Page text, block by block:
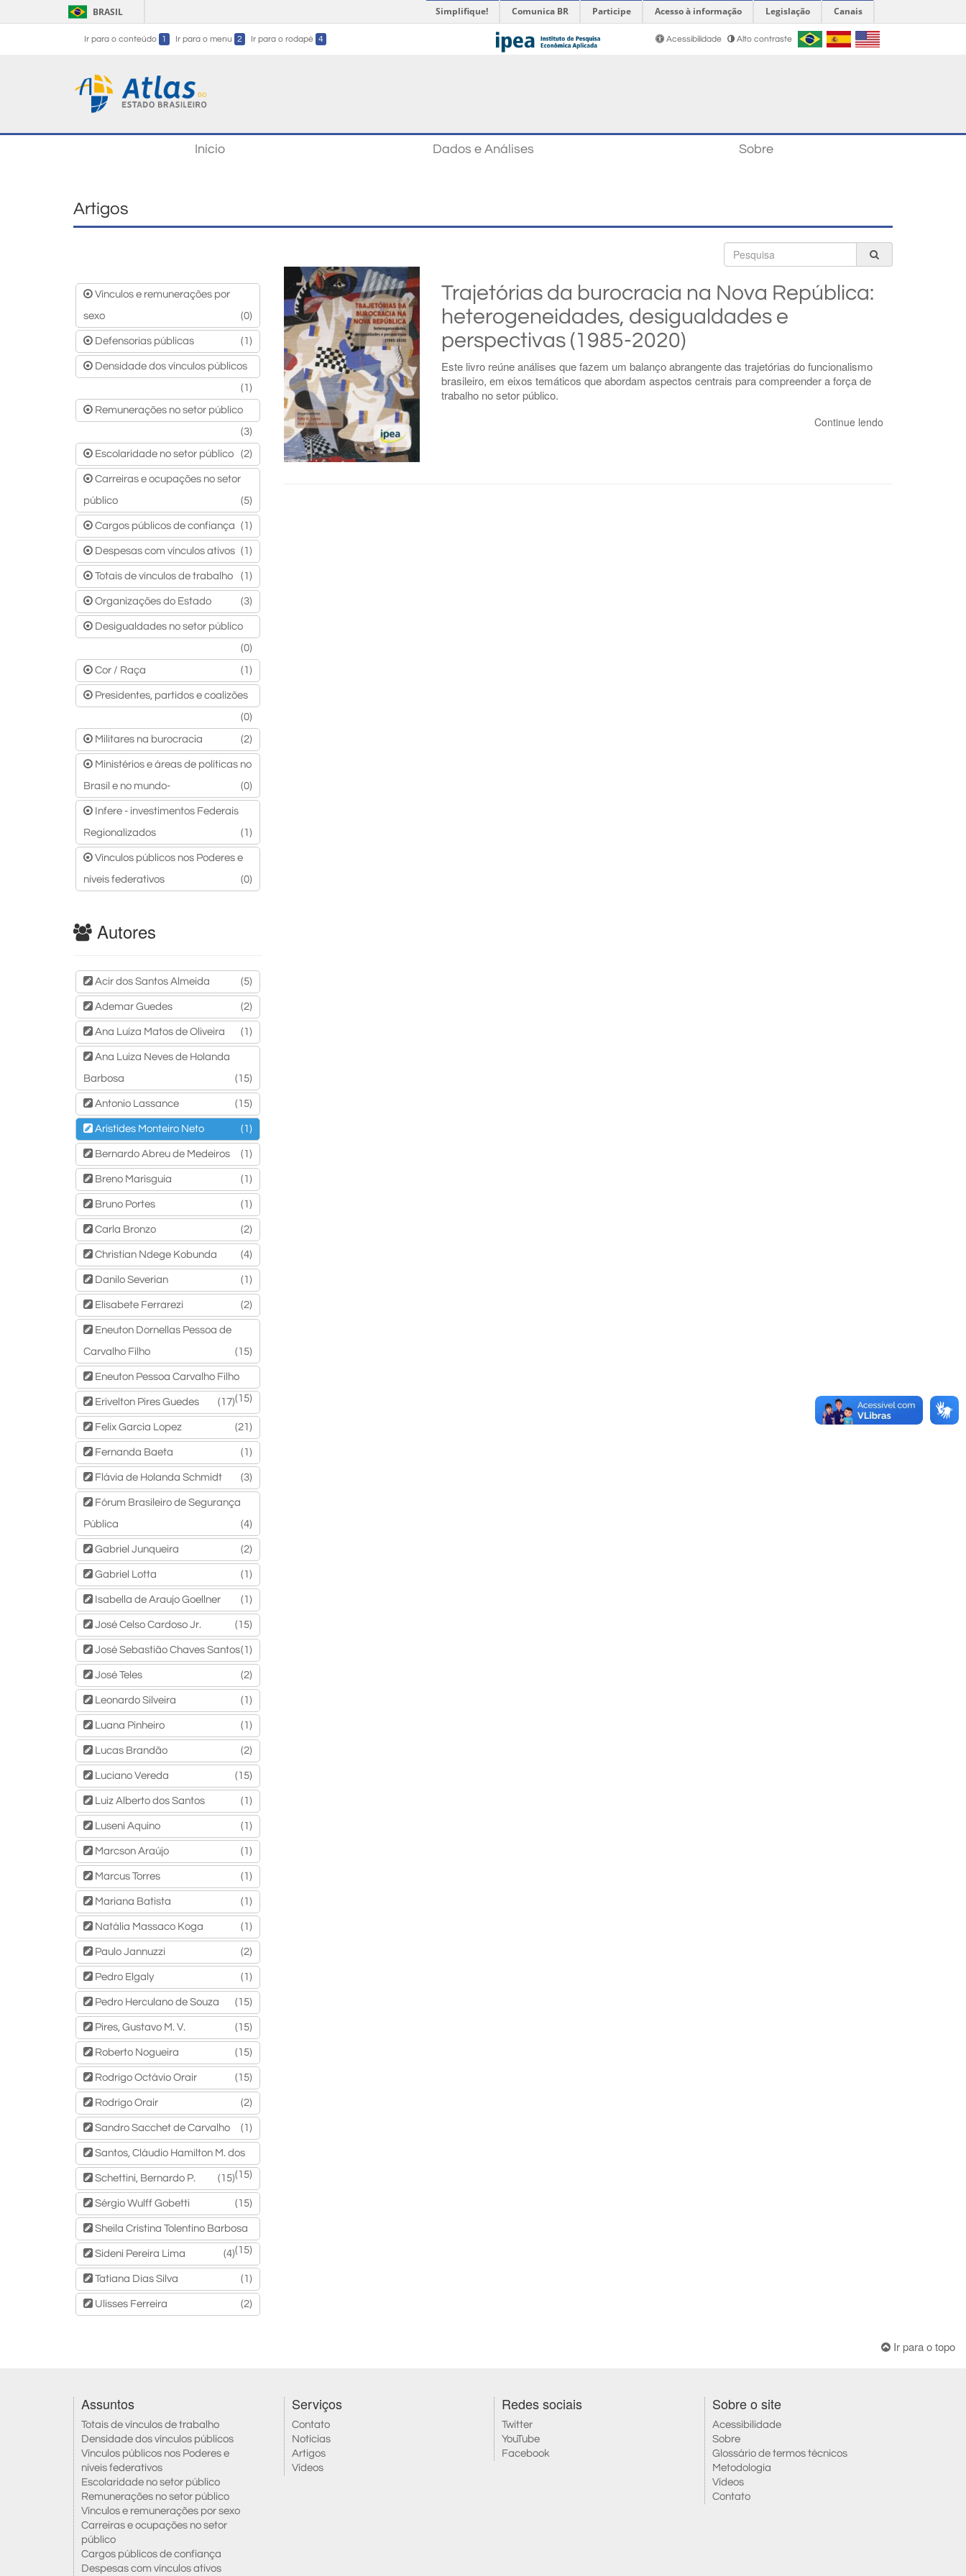
BRASIL Simplifique! Comunica BR Participe Acesso à informação Legislação Canais
Ir para o conteúdo 1 Ir para o menu 2 Ir para o rodapé 4 Acessibilidade Alto contraste
Início Dados e Análises Sobre
Artigos
Busca
Vínculos e remunerações por
sexo
(0)
Defensorias públicas (1)
Densidade dos vínculos públicos
(1)
Remunerações no setor público
(3)
Escolaridade no setor público (2)
Carreiras e ocupações no setor
público
(5)
Cargos públicos de confiança (1)
Despesas com vínculos ativos (1)
Totais de vínculos de trabalho (1)
Organizações do Estado (3)
Desigualdades no setor público
(0)
Cor / Raça (1)
Presidentes, partidos e coalizões
(0)
Militares na burocracia (2)
Ministérios e áreas de políticas no
Brasil e no mundo-
(0)
Infere - investimentos Federais
Regionalizados
(1)
Vínculos públicos nos Poderes e
níveis federativos
(0)
Autores
Acir dos Santos Almeida (5)
Ademar Guedes (2)
Ana Luíza Matos de Oliveira (1)
Ana Luiza Neves de Holanda
Barbosa
(15)
Antonio Lassance (15)
Aristides Monteiro Neto (1)
Bernardo Abreu de Medeiros (1)
Breno Marisguia (1)
Bruno Portes (1)
Carla Bronzo (2)
Christian Ndege Kobunda (4)
Danilo Severian (1)
Elisabete Ferrarezi (2)
Eneuton Dornellas Pessoa de
Carvalho Filho
(15)
Eneuton Pessoa Carvalho Filho
(15)
Erivelton Pires Guedes (17)
Felix Garcia Lopez (21)
Fernanda Baeta (1)
Flávia de Holanda Schmidt (3)
Fórum Brasileiro de Segurança
Pública
(4)
Gabriel Junqueira (2)
Gabriel Lotta (1)
Isabella de Araujo Goellner (1)
José Celso Cardoso Jr. (15)
José Sebastião Chaves Santos(1)
José Teles (2)
Leonardo Silveira (1)
Luana Pinheiro (1)
Lucas Brandão (2)
Luciano Vereda (15)
Luiz Alberto dos Santos (1)
Luseni Aquino (1)
Marcson Araújo (1)
Marcus Torres (1)
Mariana Batista (1)
Natália Massaco Koga (1)
Paulo Jannuzzi (2)
Pedro Elgaly (1)
Pedro Herculano de Souza (15)
Pires, Gustavo M. V. (15)
Roberto Nogueira (15)
Rodrigo Octávio Orair (15)
Rodrigo Orair (2)
Sandro Sacchet de Carvalho (1)
Santos, Cláudio Hamilton M. dos
(15)
Schettini, Bernardo P. (15)
Sérgio Wulff Gobetti (15)
Sheila Cristina Tolentino Barbosa
(15)
Sideni Pereira Lima (4)
Tatiana Dias Silva (1)
Ulisses Ferreira (2)
Trajetórias da burocracia na Nova República:
heterogeneidades, desigualdades e
perspectivas (1985-2020)
Este livro reúne análises que fazem um balanço abrangente das trajetórias do funcionalismo
brasileiro, em eixos temáticos que abordam aspectos centrais para compreender a força de
trabalho no setor público.
Continue lendo
Ir para o topo
Assuntos
Totais de vínculos de trabalho
Densidade dos vínculos públicos
Vínculos públicos nos Poderes e
níveis federativos
Escolaridade no setor público
Remunerações no setor público
Vínculos e remunerações por sexo
Carreiras e ocupações no setor
público
Cargos públicos de confiança
Despesas com vínculos ativos
Serviços
Contato
Notícias
Artigos
Vídeos
Redes sociais
Twitter
YouTube
Facebook
Sobre o site
Acessibilidade
Sobre
Glossário de termos técnicos
Metodologia
Vídeos
Contato